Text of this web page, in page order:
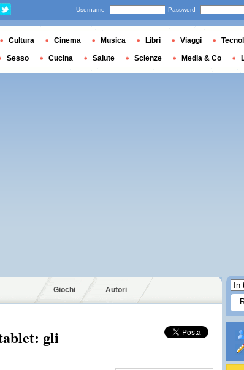
Giochi Autori
gli
Username Password
Cultura Cinema Musica Libri Viaggi
Sesso Cucina Salute Scienze Media & Co